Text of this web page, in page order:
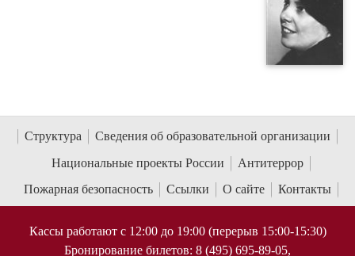
Структура
Сведения об образовательной организации
Национальные проекты России
Антитеррор
Пожарная безопасность
Ссылки О сайте Контакты
Кассы работают с 12:00 до 19:00 (перерыв 15:00-15:30)
Бронирование билетов: 8 (495) 695-89-05,